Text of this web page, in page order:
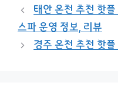
태안 온천 추천 핫
스파 운영 정보, 리뷰
경주 온천 추천 핫